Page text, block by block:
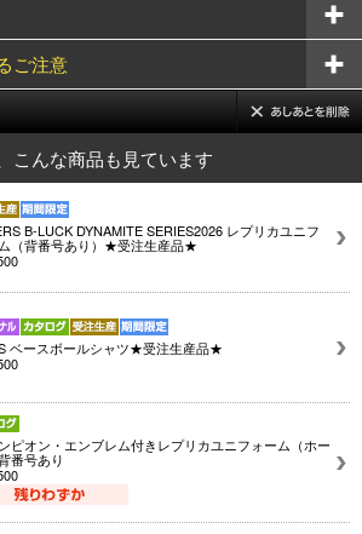
ご注意
こんな商品も見ています
B-LUCK DYNAMITE SERIES2026 レプリカユニフ
（背番号あり）★受注生産品★
ベースボールシャツ★受注生産品★
ピオン・エンブレム付きレプリカユニフォーム（ホー
番号あり